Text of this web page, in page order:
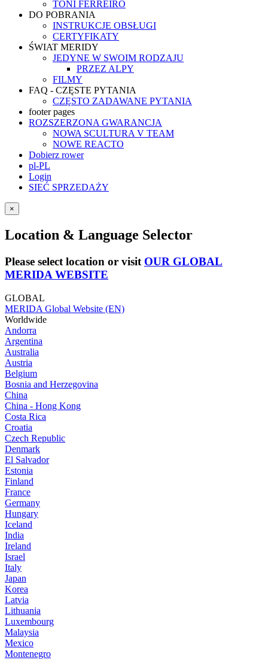
TONI FERREIRO
DO POBRANIA
INSTRUKCJE OBSŁUGI
CERTYFIKATY
ŚWIAT MERIDY
JEDYNE W SWOIM RODZAJU
PRZEZ ALPY
FILMY
FAQ - CZĘSTE PYTANIA
CZĘSTO ZADAWANE PYTANIA
footer pages
ROZSZERZONA GWARANCJA
NOWA SCULTURA V TEAM
NOWE REACTO
Dobierz rower
pl-PL
Login
SIEĆ SPRZEDAŻY
×
Location & Language Selector
Please select location or visit OUR GLOBAL
MERIDA WEBSITE
GLOBAL
MERIDA Global Website (EN)
Worldwide
Andorra
Argentina
Australia
Austria
Belgium
Bosnia and Herzegovina
China
China - Hong Kong
Costa Rica
Croatia
Czech Republic
Denmark
El Salvador
Estonia
Finland
France
Germany
Hungary
Iceland
India
Ireland
Israel
Italy
Japan
Korea
Latvia
Lithuania
Luxembourg
Malaysia
Mexico
Montenegro